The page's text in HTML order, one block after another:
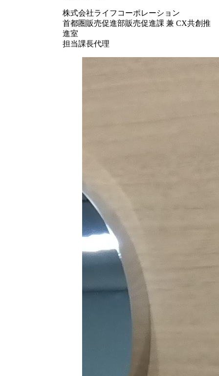
株式会社ライフコーポレーション
首都圏販売促進部販売促進課 兼 CX共創推
進室
担当課長代理